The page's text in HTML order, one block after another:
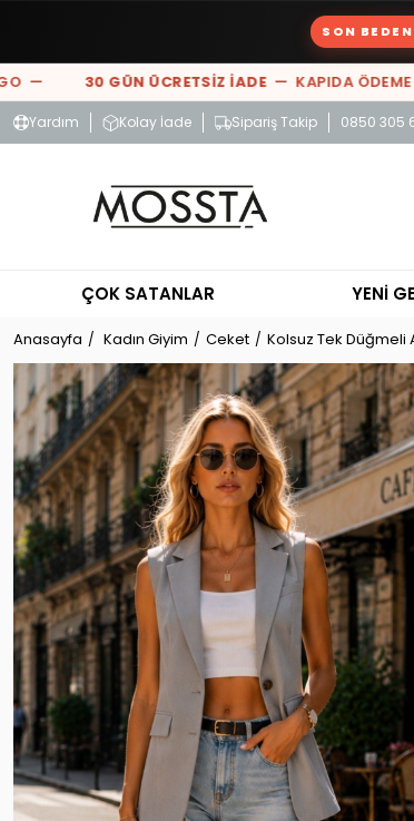
SON
— 30 GÜN ÜCRETSİZ İADE— KAPIDA ÖDEME
Yardım Kolay İade Sipariş Takip 0850 305
ÇOK SATANLAR YENİ
Anasayfa Kadın Giyim Ceket Kolsuz Tek Düğmeli